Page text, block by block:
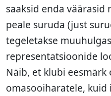
saaksid enda
peale suruda (just
tegeletakse
representatsioonide
Näib, et klubi
omasooiharatele, kuid